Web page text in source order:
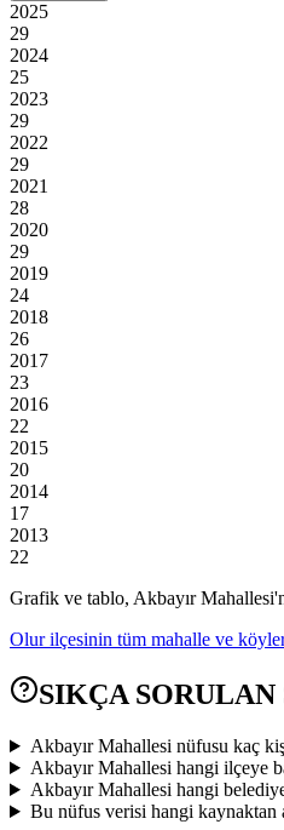
2025
29
2024
25
2023
29
2022
29
2021
28
2020
29
2019
24
2018
26
2017
23
2016
22
2015
20
2014
17
2013
22
Grafik ve tablo, Akbayır
Olur ilçesinin tüm mahalle ve
SIKÇA SORULAN
Akbayır Mahallesi nüfusu kaç
Akbayır Mahallesi hangi ilçeye
Akbayır Mahallesi hangi
Bu nüfus verisi hangi kaynaktan